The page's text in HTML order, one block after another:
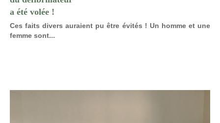
a été volée !
Ces faits divers auraient pu être évités ! Un homme et une
femme sont...